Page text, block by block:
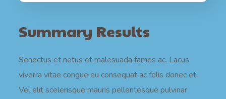
Summary Results
Senectus et netus et malesuada fames ac. Lacus
viverra vitae congue eu consequat ac felis donec et.
Vel elit scelerisque mauris pellentesque pulvinar